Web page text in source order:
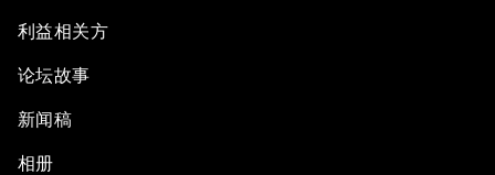
利益相关方
论坛故事
新闻稿
相册